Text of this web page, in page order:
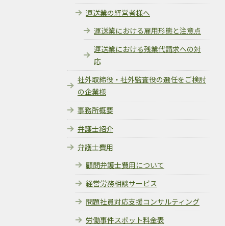
運送業の経営者様へ
運送業における雇用形態と注意点
運送業における残業代請求への対
応
社外取締役・社外監査役の選任をご検討
の企業様
事務所概要
弁護士紹介
弁護士費用
顧問弁護士費用について
経営労務相談サービス
問題社員対応支援コンサルティング
労働事件スポット料金表